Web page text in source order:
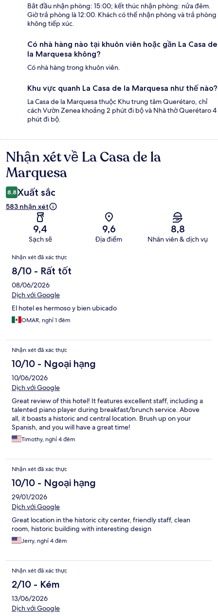
Bắt đầu nhận phòng: 15:00; kết thúc nhận phòng: nửa đêm.
Giờ trả phòng là 12:00. Khách có thể nhận phòng và trả phòng
không tiếp xúc.
Có nhà hàng nào tại khuôn viên hoặc gần La Casa de
la Marquesa không?
Có nhà hàng trong khuôn viên.
Khu vực quanh La Casa de la Marquesa như thế nào?
La Casa de la Marquesa thuộc Khu trung tâm Querétaro, chỉ
cách Vườn Zenea khoảng 2 phút đi bộ và Nhà thờ Querétaro 4
phút đi bộ.
Nhận
xét
Nhận xét về La Casa de la
Marquesa
8,8 Xuất sắc
583 nhận xét
9,4
Sạch sẽ
9,6
Địa điểm
8,8
Nhân viên & dịch vụ
Nhận
xét
Nhận xét đã xác thực
8/10 - Rất tốt
08/06/2026
Dịch với Google
El hotel es hermoso y bien ubicado
OMAR, nghỉ 1 đêm
Nhận xét đã xác thực
10/10 - Ngoại hạng
10/06/2026
Dịch với Google
Great review of this hotel! It features excellent staff, including a
talented piano player during breakfast/brunch service. Above
all, it boasts a historic and central location. Brush up on your
Spanish, and you will have a great time!
Timothy, nghỉ 4 đêm
Nhận xét đã xác thực
10/10 - Ngoại hạng
29/01/2026
Dịch với Google
Great location in the historic city center, friendly staff, clean
room, historic building with interesting design
Jerry, nghỉ 4 đêm
Nhận xét đã xác thực
2/10 - Kém
13/06/2026
Dịch với Google